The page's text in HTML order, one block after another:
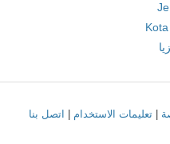
|تعليمات الاستخدام اتصل بنا